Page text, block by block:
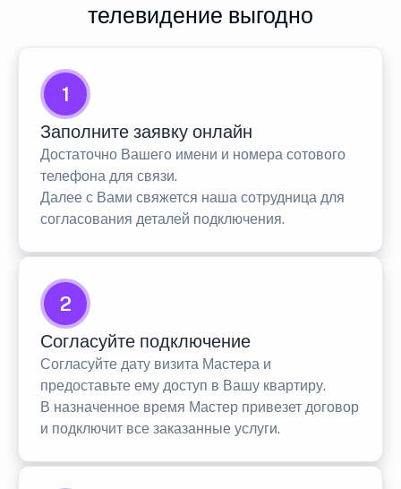
телевидение выгодно
1
Заполните заявку онлайн
Достаточно Вашего имени и номера сотового
телефона для связи.
Далее с Вами свяжется наша сотрудница для
согласования деталей подключения.
2
Согласуйте подключение
Согласуйте дату визита Мастера и
предоставьте ему доступ в Вашу квартиру.
В назначенное время Мастер привезет договор
и подключит все заказанные услуги.